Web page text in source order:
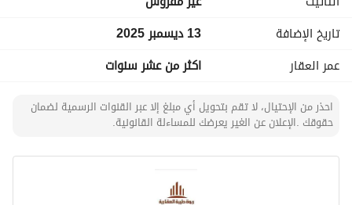
تاريخ الإضافة
13 ديسمبر 2025
عمر العقار
اكثر من عشر سنوات
احذر من الإحتيال، لا تقم بتحويل أي مبلغ إلا عبر القنوات الرسمية لضمان
حقوقك .الإعلان عن الغير يعرضك للمساءلة القانونية.